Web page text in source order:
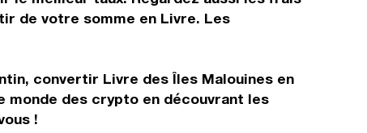
de votre somme en Livre. Les
convertir Livre des Îles Malouines en
monde des crypto en découvrant les
!